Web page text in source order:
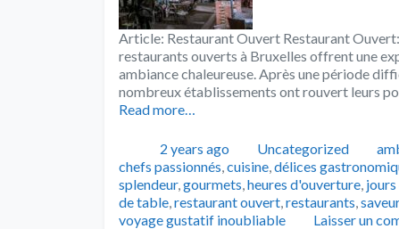
Article: Restaurant Ouvert Restaurant
restaurants ouverts à Bruxelles offrent une
ambiance chaleureuse. Après une période
nombreux établissements ont rouvert leurs
Read more…
Publié2 years ago Catégories
Uncategorized
chefs passionnés,cuisine,délices
splendeur,gourmets,heures d'ouverture, jours
de table,restaurant ouvert,restaurants,
voyage gustatif inoubliable
Laisser un